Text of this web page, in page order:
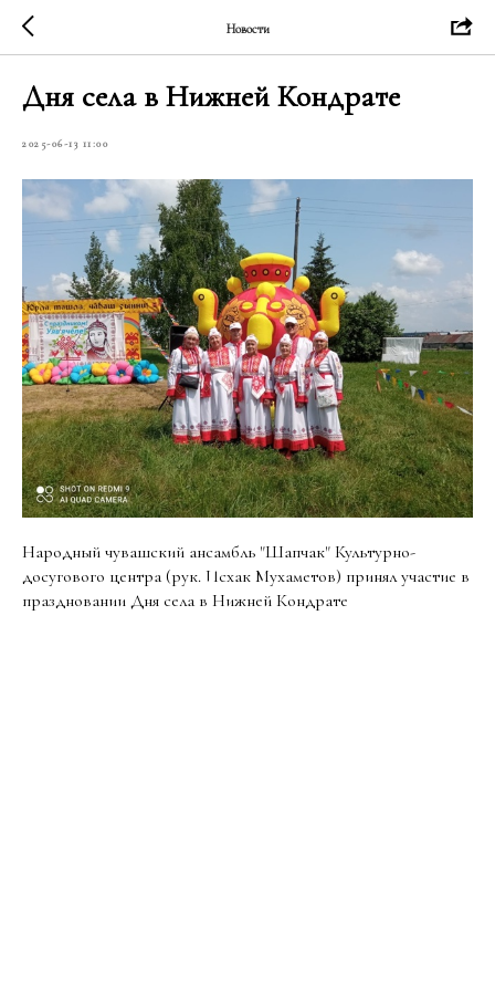
Новости
Дня села в Нижней Кондрате
2025-06-13 11:00
Народный чувашский ансамбль "Шапчак" Культурно-
досугового центра (рук. Исхак Мухаметов) принял участие в
праздновании Дня села в Нижней Кондрате